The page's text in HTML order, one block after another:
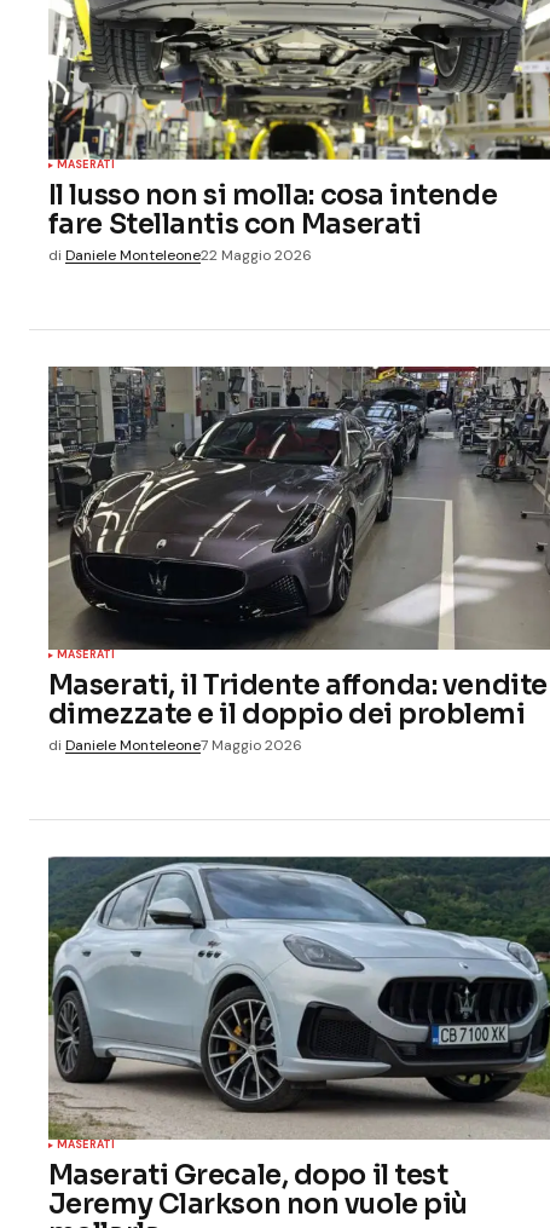
MASERATI
Il lusso non si molla: cosa intende
fare Stellantis con Maserati
di Daniele Monteleone22 Maggio 2026
MASERATI
Maserati, il Tridente affonda: vendite
dimezzate e il doppio dei problemi
di Daniele Monteleone7 Maggio 2026
MASERATI
Maserati Grecale, dopo il test
Jeremy Clarkson non vuole più